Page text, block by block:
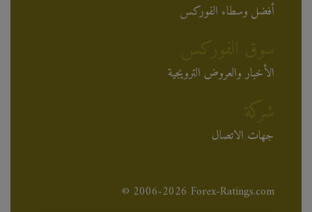
أفضل وسطاء الفوركس
الأخبار والعروض الترويجية
جهات الاتصال
© 2006-2026 Forex-Ratings.com